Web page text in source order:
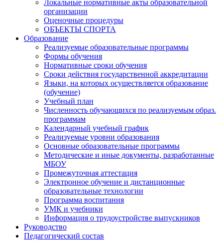
Локальные нормативные акты образовательной
организации
Оценочные процедуры
ОБЪЕКТЫ СПОРТА
Образование
Реализуемые образовательные программы
Формы обучения
Нормативные сроки обучения
Сроки действия государственной аккредитации
Языки, на которых осуществляется образование
(обучение)
Учебный план
Численность обучающихся по реализуемым образ.
программам
Календарный учебный график
Реализуемые уровни образования
Основные образовательные программы
Методические и иные документы, разработанные
МБОУ
Промежуточная аттестация
Электронное обучение и дистанционные
образовательные технологии
Программа воспитания
УМК и учебники
Информация о трудоустройстве выпускников
Руководство
Педагогический состав